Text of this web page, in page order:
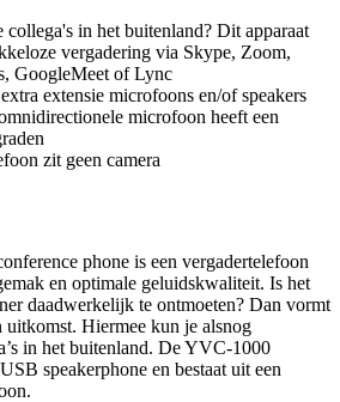
collega's in het buitenland? Dit apparaat
vergadering via Skype, Zoom,
GoogleMeet of Lync
extensie microfoons en/of speakers
microfoon heeft een
zit geen camera
phone is een vergadertelefoon
en optimale geluidskwaliteit. Is het
daadwerkelijk te ontmoeten? Dan vormt
uitkomst. Hiermee kun je alsnog
in het buitenland. De YVC-1000
speakerphone en bestaat uit een